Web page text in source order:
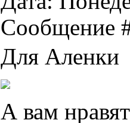
Сообщение
Для Аленки
А вам